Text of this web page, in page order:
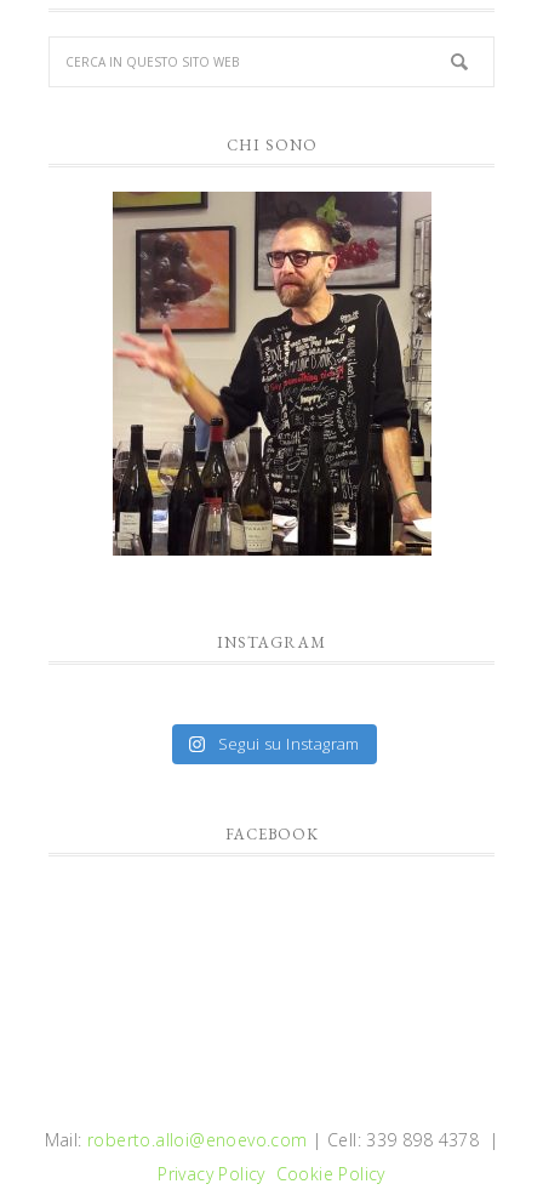
CHI SONO
INSTAGRAM
Segui su Instagram
FACEBOOK
Mail: roberto.alloi@enoevo.com | Cell: 339 898 4378 |
Privacy Policy Cookie Policy